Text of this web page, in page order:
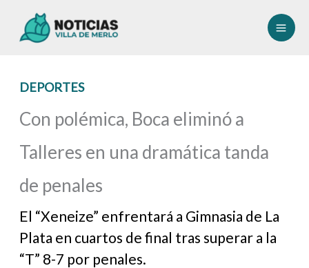
DEPORTES
Con polémica, Boca eliminó a
Talleres en una dramática tanda
de penales
El “Xeneize” enfrentará a Gimnasia de La
Plata en cuartos de final tras superar a la
“T” 8-7 por penales.